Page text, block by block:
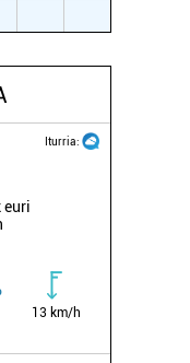
Iturria:
euri
13 km/h